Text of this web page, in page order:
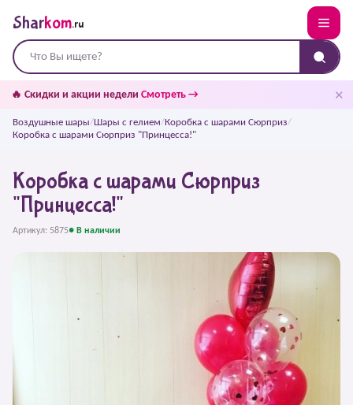
Sharkom.ru
🔥 Скидки и акции недели Смотреть → ✕
Воздушные шары/Шары с гелием/Коробка с шарами Сюрприз/
Коробка с шарами Сюрприз "Принцесса!"
Коробка с шарами Сюрприз
"Принцесса!"
Артикул: 5875● В наличии